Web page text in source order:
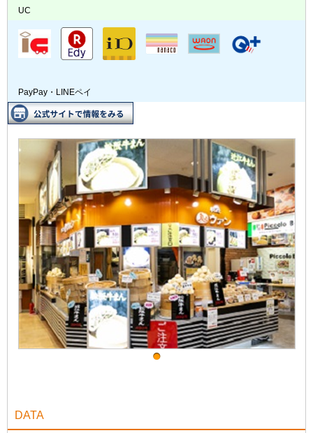
UC
PayPay・LINEペイ
DATA